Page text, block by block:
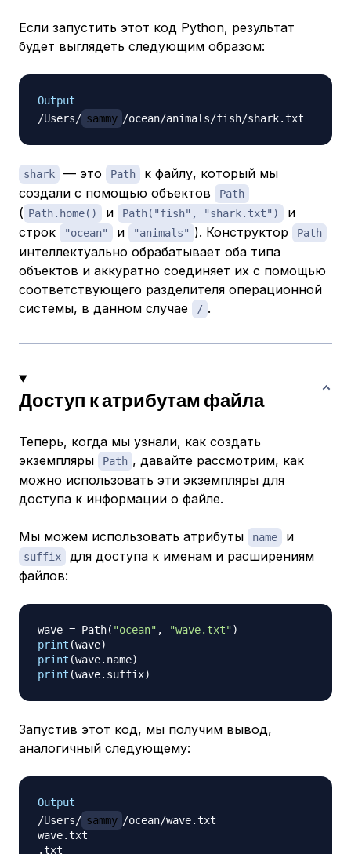
Если запустить этот код Python, результат
будет выглядеть следующим образом:
Output
/Users/ sammy
shark — это Path
к файлу, который мы
создали с помощью объектов
Path
( Path.home() и Path("fish", "shark.txt")
и
строк
"ocean" и "animals" ). Конструктор Path
интеллектуально обрабатывает оба типа
объектов и аккуратно соединяет их с помощью
соответствующего разделителя операционной
системы, в данном случае
/ .
Доступ к атрибутам файла
Теперь, когда мы узнали, как создать
экземпляры
Path , давайте рассмотрим, как
можно использовать эти экземпляры для
доступа к информации о файле.
Мы можем использовать атрибуты name и
suffix
для доступа к именам и расширениям
файлов:
wave = Path( "ocean" , "wave.txt")
print (wave)
print (wave. name)
print (wave. suffix)
Запустив этот код, мы получим вывод,
аналогичный следующему:
Output
/Users/ sammy /ocean/wave.txt
wave.txt